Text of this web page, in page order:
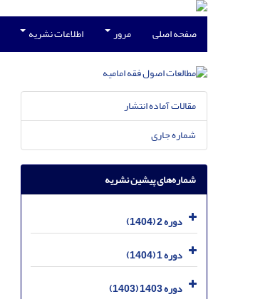
صفحه اصلی مرور اطلاعات نشریه
مقالات آماده انتشار
شماره جاری
شماره‌های پیشین نشریه
دوره 2 (1404)
دوره 1 (1404)
دوره 1403 (1403)